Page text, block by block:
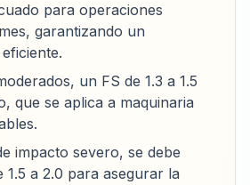
para operaciones
garantizando un
un FS de 1.3 a 1.5
que se aplica a maquinaria
impacto severo, se debe
1.5 a 2.0 para asegurar la